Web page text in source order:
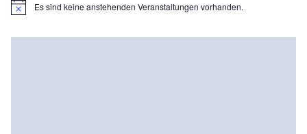
H
Es sind keine anstehenden Veranstaltungen vorhanden.